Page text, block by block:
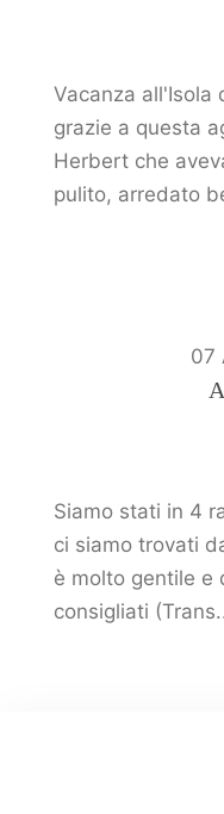
Vacanza all'Isola
grazie a questa
Herbert che
pulito, arredato
07
Siamo stati in 4
ci siamo trovati
è molto gentile e
consigliati